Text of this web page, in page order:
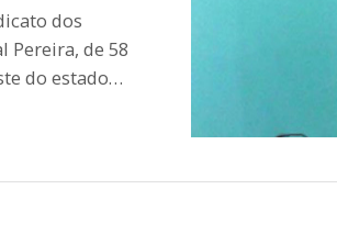
dos
Pereira, de 58
do estado…